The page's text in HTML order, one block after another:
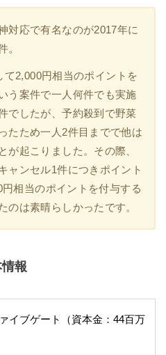
対応で有名なのが2017年に
。
2,000円相当のポイントを
う案件で一人何件でも実施
でしたが、予約殺到で野菜
たため一人2件目までで他は
が起こりました。その際、
ャンセル1件につきポイント
相当のポイントを付与する
のは素晴らしかったです。
報
イブゲート（資本金：44百万